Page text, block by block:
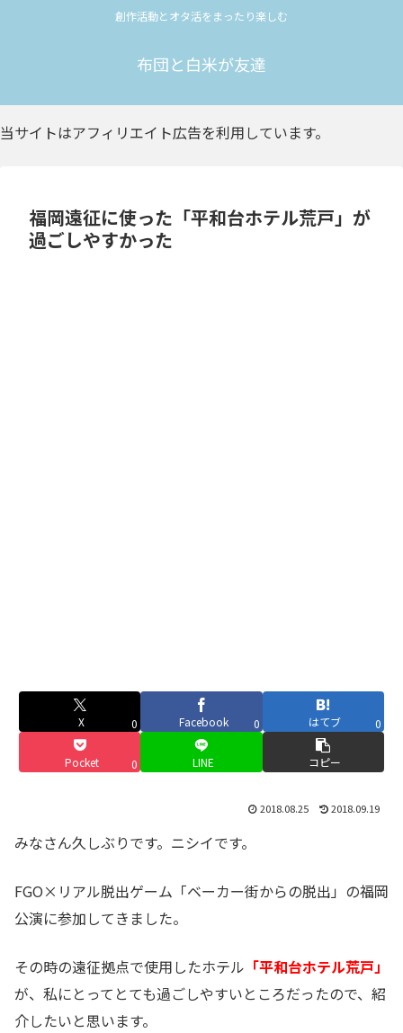
創作活動とオタ活をまったり楽しむ
布団と白米が友達
当サイトはアフィリエイト広告を利用しています。
福岡遠征に使った「平和台ホテル荒戸」が
過ごしやすかった
X 0 Facebook 0 はてブ 0
Pocket 0 LINE コピー
2018.08.25 2018.09.19
みなさん久しぶりです。ニシイです。
FGO×リアル脱出ゲーム「ベーカー街からの脱出」の福岡
公演に参加してきました。
その時の遠征拠点で使用したホテル 「平和台ホテル荒戸」
が、私にとってとても過ごしやすいところだったので、紹
介したいと思います。